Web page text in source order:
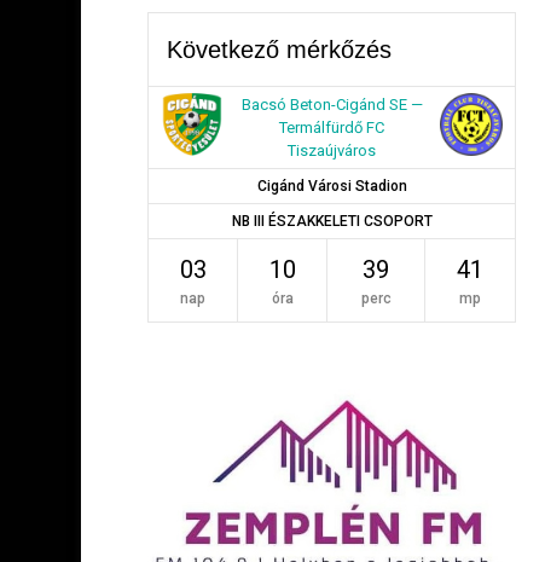
Következő mérkőzés
Bacsó Beton-Cigánd SE —
Termálfürdő FC
Tiszaújváros
Cigánd Városi Stadion
NB III ÉSZAKKELETI CSOPORT
03
nap
10
óra
39
perc
40
mp